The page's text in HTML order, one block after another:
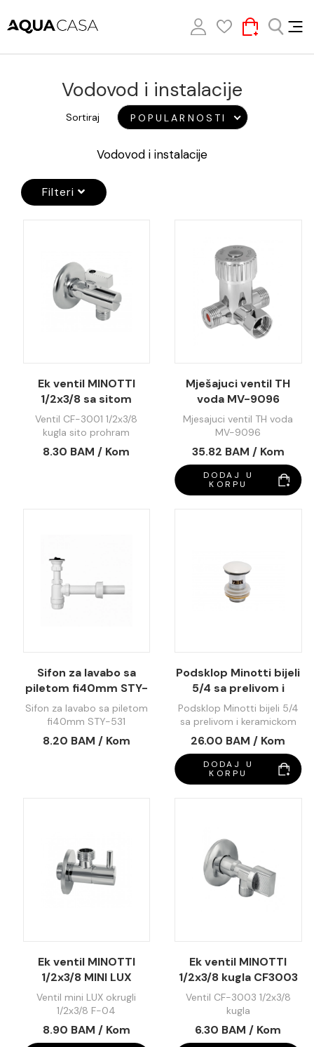
Vodovod i instalacije
Sortiraj POPULARNOSTI
Vodovod i instalacije
Filteri
Ek ventil MINOTTI
1/2x3/8 sa sitom
CF3001
Ventil CF-3001 1/2x3/8
kugla sito prohram
8.30 BAM / Kom
Mješajuci ventil TH
voda MV-9096
Mjesajuci ventil TH voda
MV-9096
35.82 BAM / Kom
DODAJ U
KORPU
Sifon za lavabo sa
piletom fi40mm STY-
531
Sifon za lavabo sa piletom
fi40mm STY-531
8.20 BAM / Kom
Podsklop Minotti bijeli
5/4 sa prelivom i
keramickom kapom A-
2005-CH
Podsklop Minotti bijeli 5/4
sa prelivom i keramickom
kapom A-2005-CH
26.00 BAM / Kom
DODAJ U
KORPU
Ek ventil MINOTTI
1/2x3/8 MINI LUX
okrugli F04
Ventil mini LUX okrugli
1/2x3/8 F-04
8.90 BAM / Kom
Ek ventil MINOTTI
1/2x3/8 kugla CF3003
Ventil CF-3003 1/2x3/8
kugla
6.30 BAM / Kom